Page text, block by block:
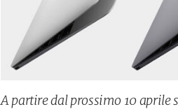
A partire dal prossimo 10 aprile